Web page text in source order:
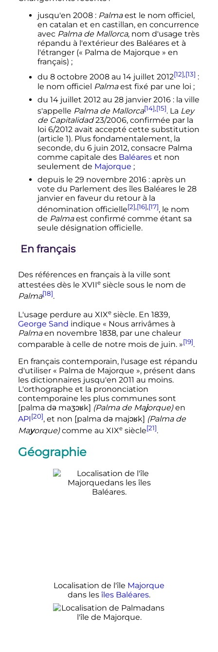
jusqu'en 2008 : Palmaest le nom officiel,
en catalan et en castillan, en concurrence
avec Palma de Mallorca, nom d'usage très
répandu à l'extérieur des Baléares et à
l'étranger (« Palma de Majorque » en
français) ;
du 8 octobre 2008 au 14 juillet 2012[12],[13] :
le nom officiel Palmaest fixé par une loi ;
du 14 juillet 2012 au 28 janvier 2016 : la ville
s'appelle Palma de Mallorca[14],[15]. La Ley
de Capitalidad23/2006, confirmée par la
loi 6/2012 avait accepté cette substitution
(article 1). Plus fondamentalement, la
seconde, du 6 juin 2012, consacre Palma
comme capitale des Baléareset non
seulement de Majorque ;
depuis le 29 novembre 2016 : après un
vote du Parlement des îles Baléares le 28
janvier en faveur du retour à la
dénomination officielle[2],[16],[17], le nom
de Palmaest confirmé comme étant sa
seule désignation officielle.
En français
Des références en français à la ville sont
attestées dès le XVIIe siècle sous le nom de
Palma[18].
L'usage perdure au XIXe siècle. En 1839,
George Sand indique « Nous arrivâmes à
Palmaen novembre 1838, par une chaleur
comparable à celle de notre mois de juin. »[19].
En français contemporain, l'usage est répandu
d'utiliser « Palma de Majorque », présent dans
les dictionnaires jusqu'en 2011 au moins.
L'orthographe et la prononciation
contemporaine les plus communes sont
[palma də maʒɔʁk] (Palma de Majorque)en
API[20], et non [palma də majɔʁk] (Palma de
Mayorque)comme au XIXe siècle[21].
Géographie
Localisation de l'île Majorque
dans les îles Baléares.